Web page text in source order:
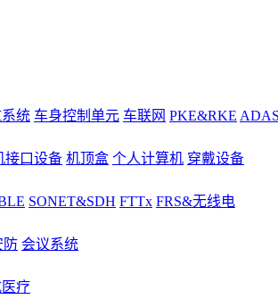
统 车身控制单元 车联网 PKE&RKE ADAS
接口设备 机顶盒 个人计算机 穿戴设备
SONET&SDH FTTx FRS&无线电
防 会议系统
疗